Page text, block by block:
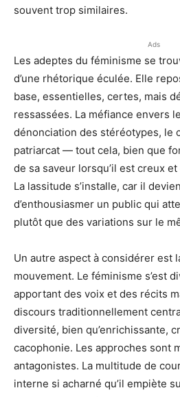
souvent trop similaires.
Ads
Les adeptes du féminisme se
d’une rhétorique éculée. Elle
base, essentielles, certes, mais
ressassées. La méfiance envers
dénonciation des stéréotypes, le
patriarcat — tout cela, bien que
de sa saveur lorsqu’il est creux
La lassitude s’installe, car il
d’enthousiasmer un public qui
plutôt que des variations sur le
Un autre aspect à considérer est
mouvement. Le féminisme s’est
apportant des voix et des récits
discours traditionnellement
diversité, bien qu’enrichissante,
cacophonie. Les approches sont
antagonistes. La multitude de
interne si acharné qu’il empiète